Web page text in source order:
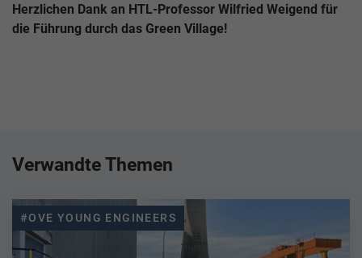
Herzlichen Dank an HTL-Professor Wilfried Weigend für
die Führung durch das Green Village!
Verwandte Themen
#OVE YOUNG ENGINEERS